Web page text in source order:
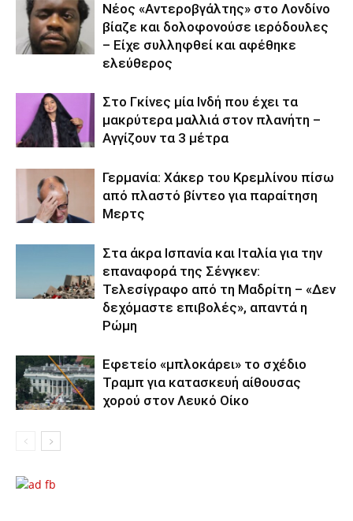
Νέος «Αντεροβγάλτης» στο Λονδίνο
βίαζε και δολοφονούσε ιερόδουλες
– Είχε συλληφθεί και αφέθηκε
ελεύθερος
Στο Γκίνες μία Ινδή που έχει τα
μακρύτερα μαλλιά στον πλανήτη –
Αγγίζουν τα 3 μέτρα
Γερμανία: Χάκερ του Κρεμλίνου πίσω
από πλαστό βίντεο για παραίτηση
Μερτς
Στα άκρα Ισπανία και Ιταλία για την
επαναφορά της Σένγκεν:
Τελεσίγραφο από τη Μαδρίτη – «Δεν
δεχόμαστε επιβολές», απαντά η
Ρώμη
Εφετείο «μπλοκάρει» το σχέδιο
Τραμπ για κατασκευή αίθουσας
χορού στον Λευκό Οίκο